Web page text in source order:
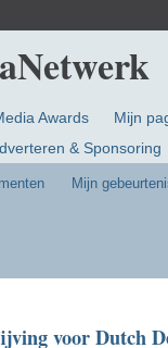
Awards
Mijn
& Sponsoring
Mijn
voor Dutch